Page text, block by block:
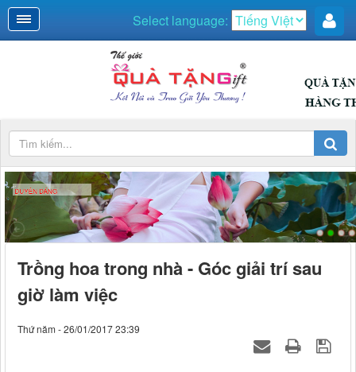
Select language:
DUYÊN DÁNG
Trồng hoa trong nhà - Góc giải trí sau
giờ làm việc
Thứ năm - 26/01/2017 23:39